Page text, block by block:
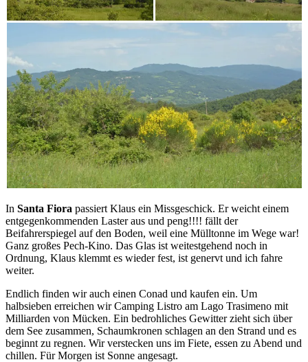
In Santa Fiora passiert Klaus ein Missgeschick. Er weicht einem
entgegenkommenden Laster aus und peng!!!! fällt der
Beifahrerspiegel auf den Boden, weil eine Mülltonne im Wege war!
Ganz großes Pech-Kino. Das Glas ist weitestgehend noch in
Ordnung, Klaus klemmt es wieder fest, ist genervt und ich fahre
weiter.
Endlich finden wir auch einen Conad und kaufen ein. Um
halbsieben erreichen wir Camping Listro am Lago Trasimeno mit
Milliarden von Mücken. Ein bedrohliches Gewitter zieht sich über
dem See zusammen, Schaumkronen schlagen an den Strand und es
beginnt zu regnen. Wir verstecken uns im Fiete, essen zu Abend und
chillen. Für Morgen ist Sonne angesagt.